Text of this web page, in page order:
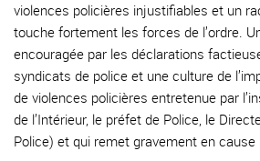
violences policières injustifiables et un
touche fortement les forces de l’ordre.
encouragée par les déclarations
syndicats de police et une culture de
de violences policières entretenue par
de l’Intérieur, le préfet de Police, le
Police) et qui remet gravement en cause